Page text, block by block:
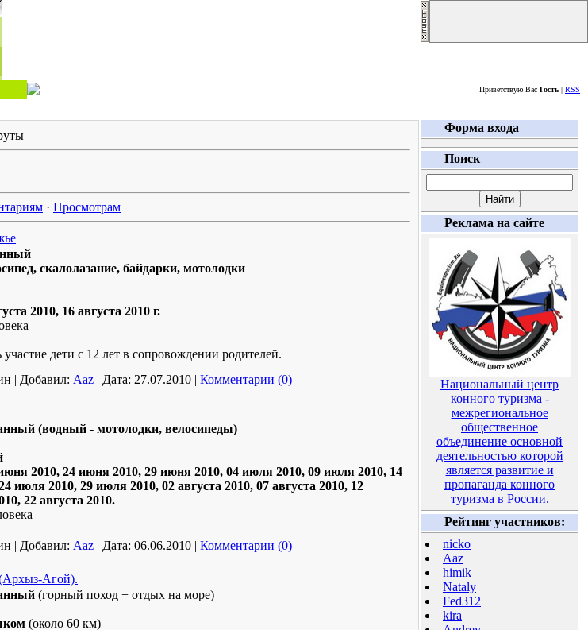
Приветствую Вас Гость | RSS
· Просмотрам
скалолазание, байдарки, мотолодки
2010, 16 августа 2010 г.
дети с 12 лет в сопровождении родителей.
| Добавил: Aaz | Дата: 27.07.2010 | Комментарии (0)
(водный - мотолодки, велосипеды)
2010, 24 июня 2010, 29 июня 2010, 04 июля 2010, 09 июля 2010, 14
июля 2010, 29 июля 2010, 02 августа 2010, 07 августа 2010, 12
22 августа 2010.
| Добавил: Aaz | Дата: 06.06.2010 | Комментарии (0)
Агой).
(горный поход + отдых на море)
(около 60 км)
Форма входа
Поиск
Реклама на сайте
Национальный центр
конного туризма -
межрегиональное
общественное
объединение основной
деятельностью которой
является развитие и
пропаганда конного
туризма в России.
Рейтинг участников:
nicko
Aaz
himik
Nataly
Fed312
kira